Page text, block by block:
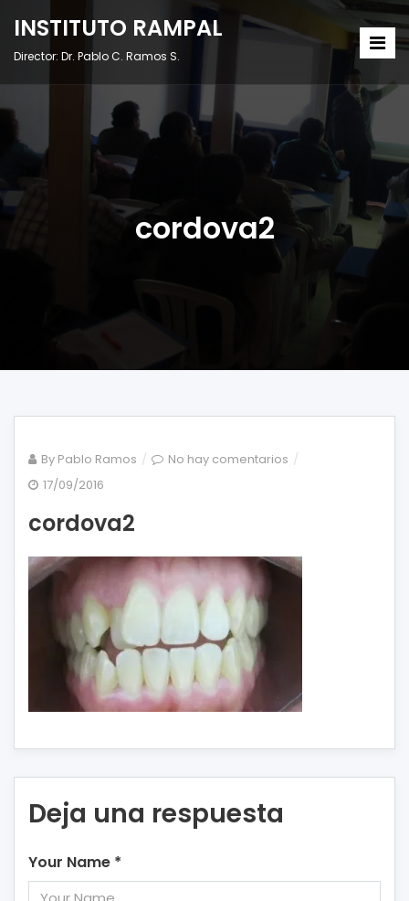
INSTITUTO RAMPAL
Director: Dr. Pablo C. Ramos S.
cordova2
By Pablo Ramos No hay comentarios en
17/09/2016
cordova2
Deja una respuesta
Your Name *